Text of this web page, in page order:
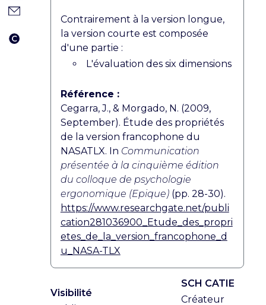
Contrairement à la version longue,
la version courte est composée
d'une partie :
L'évaluation des six dimensions
Référence :
Cegarra, J., & Morgado, N. (2009,
September). Étude des propriétés
de la version francophone du
NASATLX. In Communication
présentée à la cinquième édition
du colloque de psychologie
ergonomique (Epique)(pp. 28-30).
https://www.researchgate.net/publi
cation281036900_Etude_des_propri
etes_de_la_version_francophone_d
u_NASA-TLX
Visibilité
SCH CATIE
Créateur